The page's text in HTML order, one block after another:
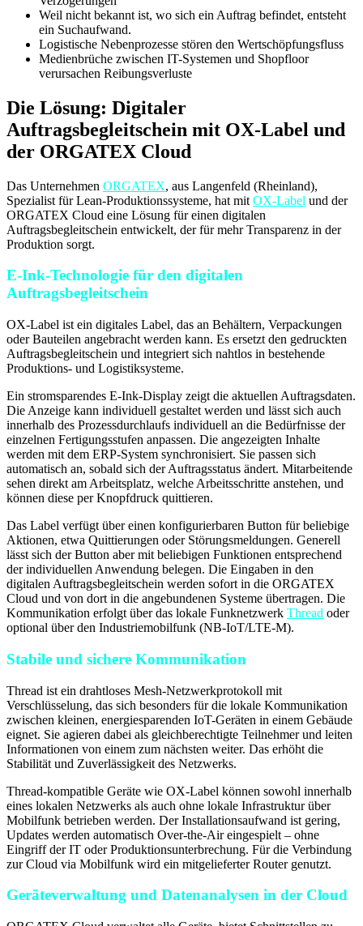
Weil nicht bekannt ist, wo sich ein Auftrag befindet, entsteht
ein Suchaufwand.
Logistische Nebenprozesse stören den Wertschöpfungsfluss
Medienbrüche zwischen IT-Systemen und Shopfloor
verursachen Reibungsverluste
Die Lösung: Digitaler
Auftragsbegleitschein mit OX-Label und
der ORGATEX Cloud
Das Unternehmen ORGATEX, aus Langenfeld (Rheinland),
Spezialist für Lean-Produktionssysteme, hat mit OX-Label und der
ORGATEX Cloud eine Lösung für einen digitalen
Auftragsbegleitschein entwickelt, der für mehr Transparenz in der
Produktion sorgt.
E-Ink-Technologie für den digitalen
Auftragsbegleitschein
OX-Label ist ein digitales Label, das an Behältern, Verpackungen
oder Bauteilen angebracht werden kann. Es ersetzt den gedruckten
Auftragsbegleitschein und integriert sich nahtlos in bestehende
Produktions- und Logistiksysteme.
Ein stromsparendes E-Ink-Display zeigt die aktuellen Auftragsdaten.
Die Anzeige kann individuell gestaltet werden und lässt sich auch
innerhalb des Prozessdurchlaufs individuell an die Bedürfnisse der
einzelnen Fertigungsstufen anpassen. Die angezeigten Inhalte
werden mit dem ERP-System synchronisiert. Sie passen sich
automatisch an, sobald sich der Auftragsstatus ändert. Mitarbeitende
sehen direkt am Arbeitsplatz, welche Arbeitsschritte anstehen, und
können diese per Knopfdruck quittieren.
Das Label verfügt über einen konfigurierbaren Button für beliebige
Aktionen, etwa Quittierungen oder Störungsmeldungen. Generell
lässt sich der Button aber mit beliebigen Funktionen entsprechend
der individuellen Anwendung belegen. Die Eingaben in den
digitalen Auftragsbegleitschein werden sofort in die ORGATEX
Cloud und von dort in die angebundenen Systeme übertragen. Die
Kommunikation erfolgt über das lokale Funknetzwerk Thread oder
optional über den Industriemobilfunk (NB-IoT/LTE-M).
Stabile und sichere Kommunikation
Thread ist ein drahtloses Mesh-Netzwerkprotokoll mit
Verschlüsselung, das sich besonders für die lokale Kommunikation
zwischen kleinen, energiesparenden IoT-Geräten in einem Gebäude
eignet. Sie agieren dabei als gleichberechtigte Teilnehmer und leiten
Informationen von einem zum nächsten weiter. Das erhöht die
Stabilität und Zuverlässigkeit des Netzwerks.
Thread-kompatible Geräte wie OX-Label können sowohl innerhalb
eines lokalen Netzwerks als auch ohne lokale Infrastruktur über
Mobilfunk betrieben werden. Der Installationsaufwand ist gering,
Updates werden automatisch Over-the-Air eingespielt – ohne
Eingriff der IT oder Produktionsunterbrechung. Für die Verbindung
zur Cloud via Mobilfunk wird ein mitgelieferter Router genutzt.
Geräteverwaltung und Datenanalysen in der Cloud